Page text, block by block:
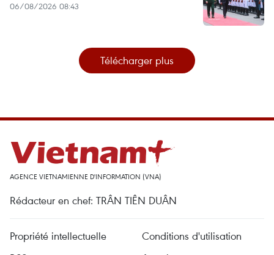
06/08/2026 08:43
Télécharger plus
AGENCE VIETNAMIENNE D'INFORMATION (VNA)
Rédacteur en chef: TRÂN TIÊN DUÂN
Propriété intellectuelle
Conditions d'utilisation